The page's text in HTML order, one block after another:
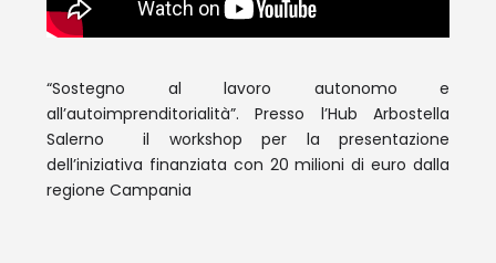
“Sostegno al lavoro autonomo e
all’autoimprenditorialità”. Presso l’Hub Arbostella
Salerno il workshop per la presentazione
dell’iniziativa finanziata con 20 milioni di euro dalla
regione Campania